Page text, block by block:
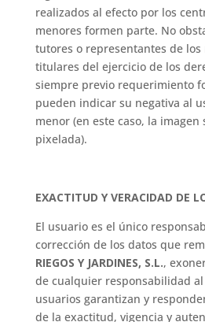
realizados al efecto por los
menores formen parte. No
tutores o representantes de los
titulares del ejercicio de los
siempre previo requerimiento
pueden indicar su negativa al
menor (en este caso, la imagen
pixelada).
EXACTITUD Y VERACIDAD DE
El usuario es el único
corrección de los datos que
RIEGOS Y JARDINES, S.L.,
de cualquier responsabilidad al
usuarios garantizan y
de la exactitud, vigencia y